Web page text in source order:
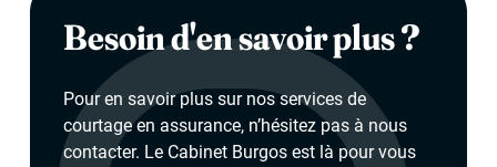
Besoin d'en savoir plus ?
Pour en savoir plus sur nos services de
courtage en assurance, n’hésitez pas à nous
contacter. Le Cabinet Burgos est là pour vous